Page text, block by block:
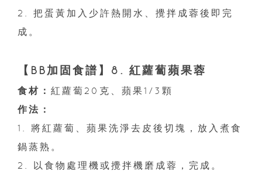
2. 把蛋黃加入少許熱開水、攪拌成蓉後即完
成。
【BB加固食譜】8. 紅蘿蔔蘋果蓉
食材： 紅蘿蔔20克、蘋果1/3顆
作法：
1. 將紅蘿蔔、蘋果洗淨去皮後切塊，放入煮食
鍋蒸熟。
2. 以食物處理機或攪拌機磨成蓉，完成。